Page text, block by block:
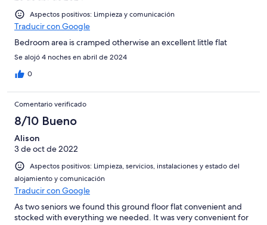
Aspectos positivos: Limpieza y comunicación
Traducir con Google
Bedroom area is cramped otherwise an excellent little flat
Se alojó 4 noches en abril de 2024
0
Comentario verificado
8/10 Bueno
Alison
3 de oct de 2022
Aspectos positivos: Limpieza, servicios, instalaciones y estado del
alojamiento y comunicación
Traducir con Google
As two seniors we found this ground floor flat convenient and
stocked with everything we needed. It was very convenient for